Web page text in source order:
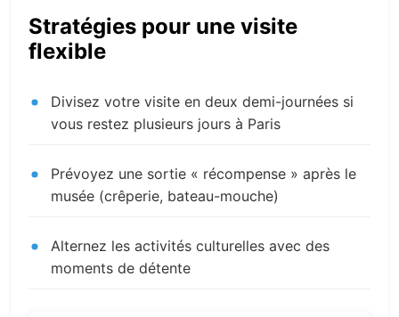
Stratégies pour une visite
flexible
Divisez votre visite en deux demi-journées si
vous restez plusieurs jours à Paris
Prévoyez une sortie « récompense » après le
musée (crêperie, bateau-mouche)
Alternez les activités culturelles avec des
moments de détente